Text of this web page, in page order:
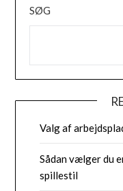
SØG
Valg af
Sådan vælger du
spillestil